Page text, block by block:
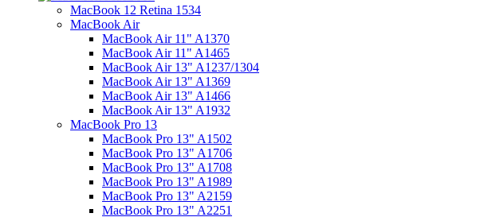
MacBook 12 Retina 1534
MacBook Air
MacBook Air 11" A1370
MacBook Air 11" A1465
MacBook Air 13" A1237/1304
MacBook Air 13" A1369
MacBook Air 13" A1466
MacBook Air 13" A1932
MacBook Pro 13
MacBook Pro 13" A1502
MacBook Pro 13" A1706
MacBook Pro 13" A1708
MacBook Pro 13" A1989
MacBook Pro 13" A2159
MacBook Pro 13" A2251